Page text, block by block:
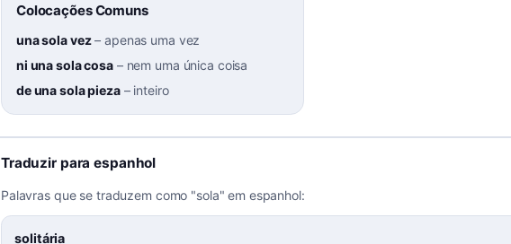
Colocações Comuns
una sola vez–apenas uma vez
ni una sola cosa– nem uma única coisa
de una sola pieza– inteiro
Traduzir para espanhol
Palavras que se traduzem como "sola" em espanhol:
solitária